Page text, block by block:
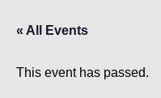
« All Events
This event has passed.